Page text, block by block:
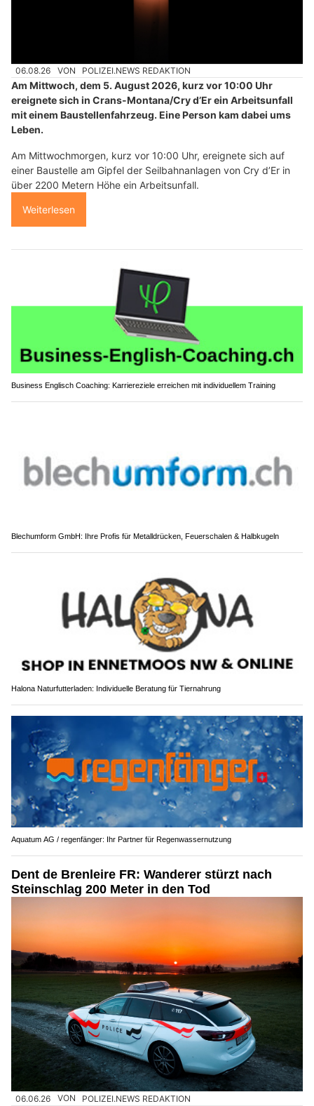
06.08.26 VON POLIZEI.NEWS REDAKTION
Am Mittwoch, dem 5. August 2026, kurz vor 10:00 Uhr
ereignete sich in Crans-Montana/Cry d’Er ein Arbeitsunfall
mit einem Baustellenfahrzeug. Eine Person kam dabei ums
Leben.
Am Mittwochmorgen, kurz vor 10:00 Uhr, ereignete sich auf
einer Baustelle am Gipfel der Seilbahnanlagen von Cry d’Er in
über 2200 Metern Höhe ein Arbeitsunfall.
Weiterlesen
Business Englisch Coaching: Karriereziele erreichen mit individuellem Training
Blechumform GmbH: Ihre Profis für Metalldrücken, Feuerschalen & Halbkugeln
Halona Naturfutterladen: Individuelle Beratung für Tiernahrung
Aquatum AG / regenfänger: Ihr Partner für Regenwassernutzung
Dent de Brenleire FR: Wanderer stürzt nach
Steinschlag 200 Meter in den Tod
06.06.26 VON POLIZEI.NEWS REDAKTION